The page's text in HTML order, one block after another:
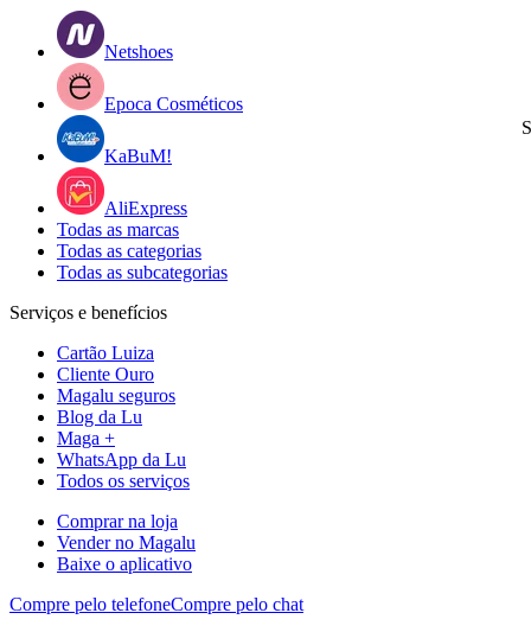
Netshoes
Epoca Cosméticos
KaBuM!
AliExpress
Todas as marcas
Todas as categorias
Todas as subcategorias
Serviços e benefícios
Cartão Luiza
Cliente Ouro
Magalu seguros
Blog da Lu
Maga +
WhatsApp da Lu
Todos os serviços
Comprar na loja
Vender no Magalu
Baixe o aplicativo
Compre pelo telefoneCompre pelo chat